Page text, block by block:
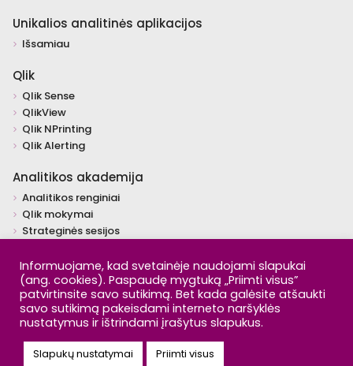
Unikalios analitinės aplikacijos
Išsamiau
Qlik
Qlik Sense
QlikView
Qlik NPrinting
Qlik Alerting
Analitikos akademija
Analitikos renginiai
Qlik mokymai
Strateginės sesijos
Įžvalgos
Video
Šaltiniai
Copyright © 2026 Day Q Analytics. All rights reserved. |
politika
Informuojame, kad svetainėje naudojami slapukai
(ang. cookies). Paspaudę mygtuką „Priimti visus”
patvirtinsite savo sutikimą. Bet kada galėsite atšaukti
savo sutikimą pakeisdami interneto naršyklės
nustatymus ir ištrindami įrašytus slapukus.
Slapukų nustatymai Priimti visus